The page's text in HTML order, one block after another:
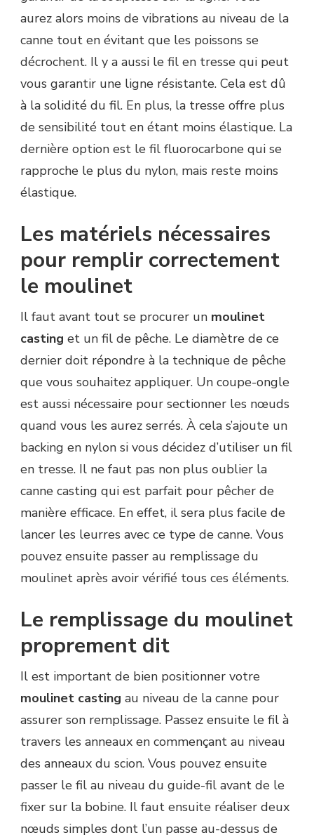
aurez alors moins de vibrations au niveau de la
canne tout en évitant que les poissons se
décrochent. Il y a aussi le fil en tresse qui peut
vous garantir une ligne résistante. Cela est dû
à la solidité du fil. En plus, la tresse offre plus
de sensibilité tout en étant moins élastique. La
dernière option est le fil fluorocarbone qui se
rapproche le plus du nylon, mais reste moins
élastique.
Les matériels nécessaires
pour remplir correctement
le moulinet
Il faut avant tout se procurer un moulinet
casting et un fil de pêche. Le diamètre de ce
dernier doit répondre à la technique de pêche
que vous souhaitez appliquer. Un coupe-ongle
est aussi nécessaire pour sectionner les nœuds
quand vous les aurez serrés. À cela s’ajoute un
backing en nylon si vous décidez d’utiliser un fil
en tresse. Il ne faut pas non plus oublier la
canne casting qui est parfait pour pêcher de
manière efficace. En effet, il sera plus facile de
lancer les leurres avec ce type de canne. Vous
pouvez ensuite passer au remplissage du
moulinet après avoir vérifié tous ces éléments.
Le remplissage du moulinet
proprement dit
Il est important de bien positionner votre
moulinet casting au niveau de la canne pour
assurer son remplissage. Passez ensuite le fil à
travers les anneaux en commençant au niveau
des anneaux du scion. Vous pouvez ensuite
passer le fil au niveau du guide-fil avant de le
fixer sur la bobine. Il faut ensuite réaliser deux
nœuds simples dont l’un passe au-dessus de